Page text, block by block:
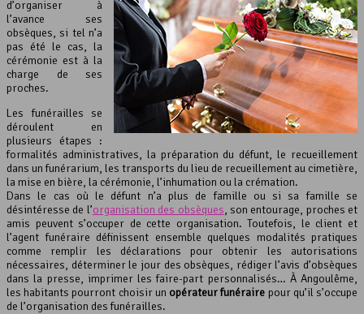
d’organiser à
l’avance ses
obsèques, si tel n’a
pas été le cas, la
cérémonie est à la
charge de ses
proches.
Les funérailles se
déroulent en
plusieurs étapes :
formalités administratives, la préparation du défunt, le recueillement
dans un funérarium, les transports du lieu de recueillement au cimetière,
la mise en bière, la cérémonie, l’inhumation ou la crémation.
Dans le cas où le défunt n’a plus de famille ou si sa famille se
désintéresse de l’organisation des obsèques, son entourage, proches et
amis peuvent s’occuper de cette organisation. Toutefois, le client et
l’agent funéraire définissent ensemble quelques modalités pratiques
comme remplir les déclarations pour obtenir les autorisations
nécessaires, déterminer le jour des obsèques, rédiger l’avis d’obsèques
dans la presse, imprimer les faire-part personnalisés… À Angoulême,
les habitants pourront choisir un opérateur funéraire pour qu’il s’occupe
de l’organisation des funérailles.